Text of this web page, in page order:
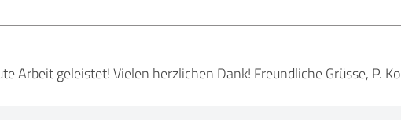
Arbeit geleistet! Vielen herzlichen Dank! Freundliche Grüsse, P.